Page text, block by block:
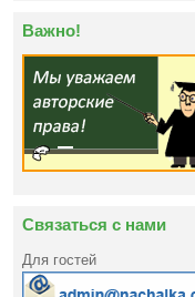
Важно!
Связаться с нами
Для гостей